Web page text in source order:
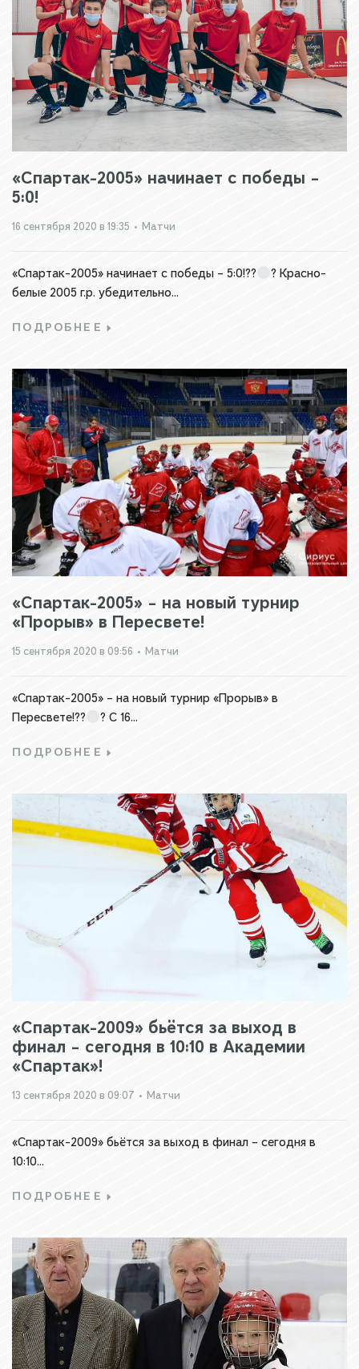
«Спартак-2005» начинает с победы –
5:0!
16 сентября 2020 в 19:35 • Матчи
«Спартак-2005» начинает с победы – 5:0!??
? Красно-
белые 2005 г.р. убедительно...
ПОДРОБНЕЕ
«Спартак-2005» – на новый турнир
«Прорыв» в Пересвете!
15 сентября 2020 в 09:56 • Матчи
«Спартак-2005» – на новый турнир «Прорыв» в
Пересвете!??
? С 16...
ПОДРОБНЕЕ
«Спартак-2009» бьётся за выход в
финал – сегодня в 10:10 в Академии
«Спартак»!
13 сентября 2020 в 09:07 • Матчи
«Спартак-2009» бьётся за выход в финал – сегодня в
10:10...
ПОДРОБНЕЕ